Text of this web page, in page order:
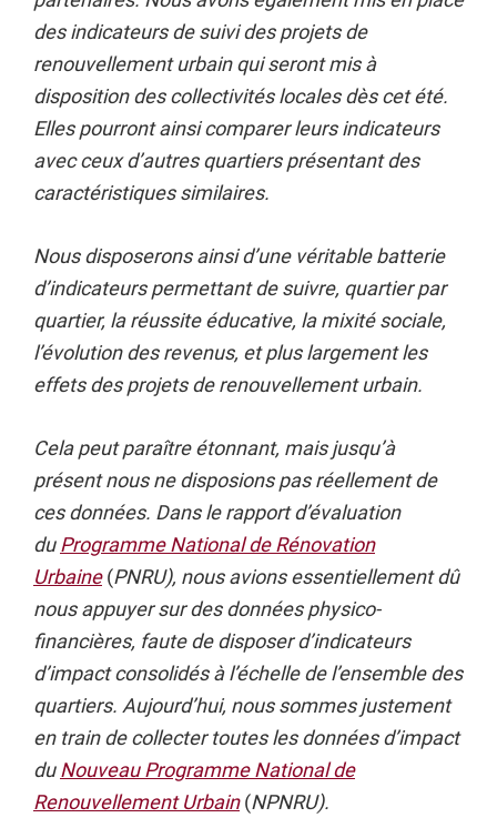
des indicateurs de suivi des projets de
renouvellement urbain qui seront mis à
disposition des collectivités locales dès cet été.
Elles pourront ainsi comparer leurs indicateurs
avec ceux d’autres quartiers présentant des
caractéristiques similaires.
Nous disposerons ainsi d’une véritable batterie
d’indicateurs permettant de suivre, quartier par
quartier, la réussite éducative, la mixité sociale,
l’évolution des revenus, et plus largement les
effets des projets de renouvellement urbain.
Cela peut paraître étonnant, mais jusqu’à
présent nous ne disposions pas réellement de
ces données. Dans le rapport d’évaluation
duProgramme National de Rénovation
Urbaine(PNRU), nous avions essentiellement dû
nous appuyer sur des données physico-
financières, faute de disposer d’indicateurs
d’impact consolidés à l’échelle de l’ensemble des
quartiers. Aujourd’hui, nous sommes justement
en train de collecter toutes les données d’impact
duNouveau Programme National de
Renouvellement Urbain(NPNRU).